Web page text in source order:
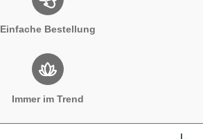
Einfache Bestellung
Immer im Trend